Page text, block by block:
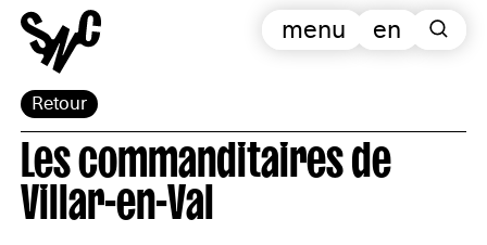
Retour
en
menu
Les commanditaires de
Villar-en-Val